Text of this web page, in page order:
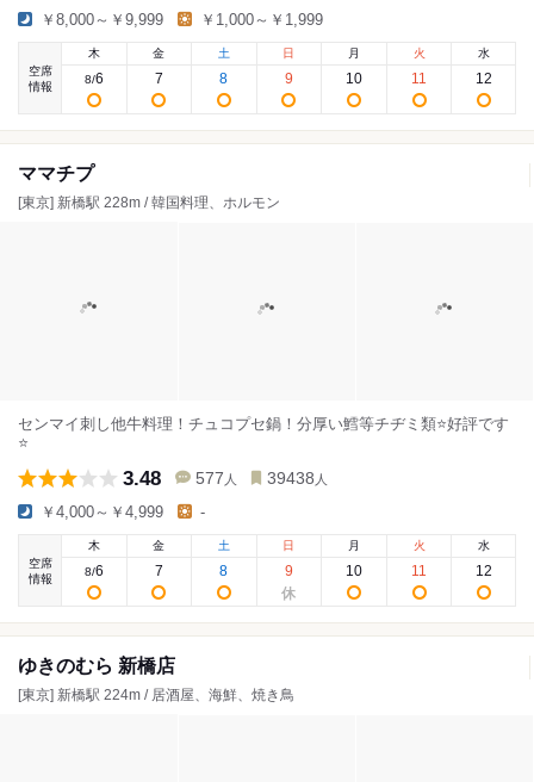
￥8,000～￥9,999 ￥1,000～￥1,999
空席
情報
木
8/6
金
7
土
8
日
9
月
10
火
11
水
12
ママチプ
[東京] 新橋駅 228m / 韓国料理、ホルモン
センマイ刺し他牛料理！チュコプセ鍋！分厚い鱈等チヂミ類⭐️好評です
⭐️
3.48 577 人 39438 人
￥4,000～￥4,999 -
空席
情報
木
8/6
金
7
土
8
日
9
月
10
火
11
水
12
ゆきのむら 新橋店
[東京] 新橋駅 224m / 居酒屋、海鮮、焼き鳥